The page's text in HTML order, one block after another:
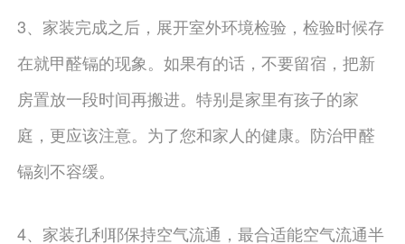
3、家装完成之后，展开室外环境检验，检验时候存
在就甲醛镉的现象。如果有的话，不要留宿，把新
房置放一段时间再搬进。特别是家里有孩子的家
庭，更应该注意。为了您和家人的健康。防治甲醛
镉刻不容缓。
4、家装孔利耶保持空气流通，最合适能空气流通半